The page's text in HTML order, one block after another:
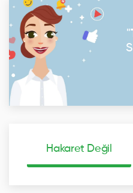
"
Hakaret Değil